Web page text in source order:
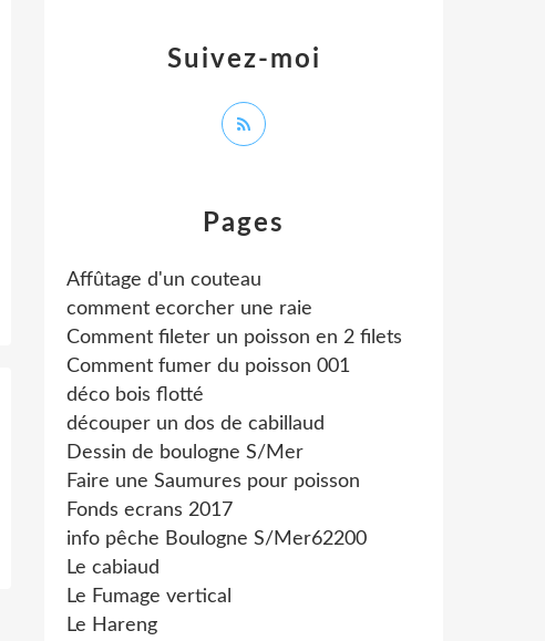
Pages
Affûtage d'un couteau
comment ecorcher une raie
Comment fileter un poisson en 2 filets
Comment fumer du poisson 001
déco bois flotté
découper un dos de cabillaud
Dessin de boulogne S/Mer
Faire une Saumures pour poisson
Fonds ecrans 2017
info pêche Boulogne S/Mer62200
Le cabiaud
Le Fumage vertical
Le Hareng
Suivez-moi